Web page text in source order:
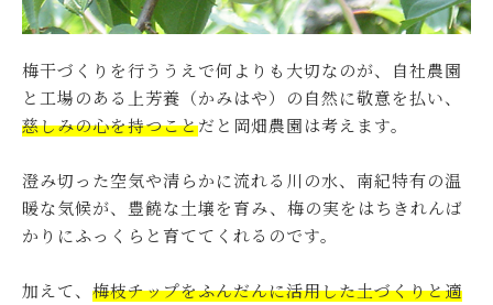
梅干づくりを行ううえで何よりも大切なのが、自社農園
と工場のある上芳養（かみはや）の自然に敬意を払い、
慈しみの心を持つことだと岡畑農園は考えます。
澄み切った空気や清らかに流れる川の水、南紀特有の温
暖な気候が、豊饒な土壌を育み、梅の実をはちきれんば
かりにふっくらと育ててくれるのです。
加えて、 梅枝チップをふんだんに活用した土づくりと適